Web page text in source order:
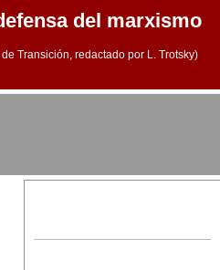
del marxismo
Transición, redactado por L. Trotsky)